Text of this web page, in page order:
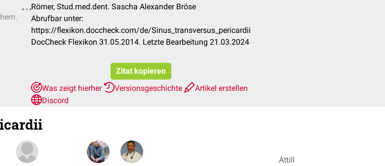
Römer, Stud.med.dent. Sascha Alexander Bröse
Abrufbar unter:
https://flexikon.doccheck.com/de/Sinus_transversus_pericardii
DocCheck Flexikon 31.05.2014. Letzte Bearbeitung 21.03.2024
Zitat kopieren
Was zeigt hierher
Versionsgeschichte
Artikel erstellen
Discord
Attill